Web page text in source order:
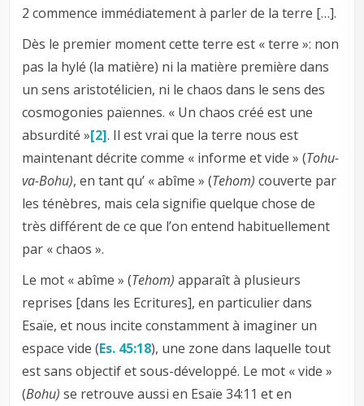
2 commence immédiatement à parler de la terre […].
Dès le premier moment cette terre est « terre »: non
pas la hylé (la matière) ni la matière première dans
un sens aristotélicien, ni le chaos dans le sens des
cosmogonies païennes. « Un chaos créé est une
absurdité »[2]. Il est vrai que la terre nous est
maintenant décrite comme « informe et vide » (Tohu-
va-Bohu), en tant qu’ « abîme » (Tehom) couverte par
les ténèbres, mais cela signifie quelque chose de
très différent de ce que l’on entend habituellement
par « chaos ».
Le mot « abîme » (Tehom) apparaît à plusieurs
reprises [dans les Ecritures], en particulier dans
Esaïe, et nous incite constamment à imaginer un
espace vide (Es. 45:18), une zone dans laquelle tout
est sans objectif et sous-développé. Le mot « vide »
(Bohu) se retrouve aussi en Esaïe 34:11 et en